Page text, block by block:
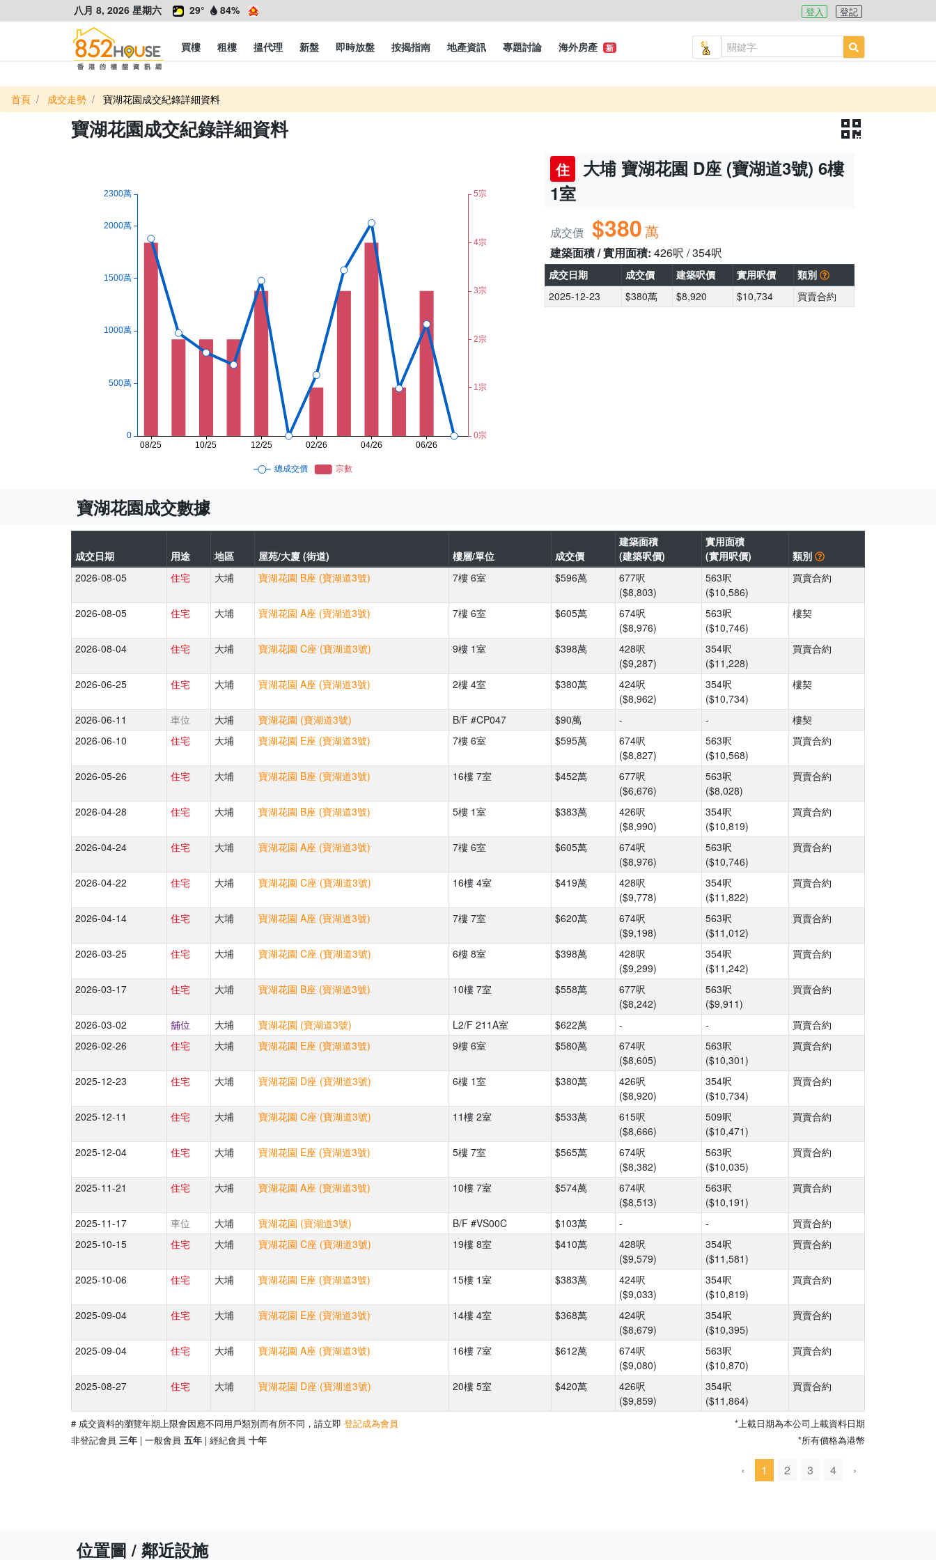
八月 8, 2026 星期六 29° 84% 登入 登記
買樓 租樓 搵代理 新盤 即時放盤 按揭指南 地產資訊 專題討論 海外房產 新
首頁 成交走勢 寶湖花園成交紀錄詳細資料
寶湖花園成交紀錄詳細資料
住
大埔 寶湖花園 D座 (寶湖道3號) 6樓
1室
成交價 $380萬
建築面積 / 實用面積: 426呎 / 354呎
成交日期 成交價 建築呎價 實用呎價
類別
2025-12-23
$380萬 $8,920 $10,734 買賣合約
寶湖花園成交數據
成交日期 用途 地區 屋苑/大廈 (街道) 樓層/單位 成交價
建築面積
(建築呎價)
實用面積
(實用呎價)
類別
2026-08-05
住宅 大埔 寶湖花園 B座 (寶湖道3號) 7樓 6室 $596萬
677呎
($8,803)
563呎
($10,586)
買賣合約
2026-08-05 住宅 大埔 寶湖花園 A座 (寶湖道3號) 7樓 6室 $605萬
674呎
($8,976)
563呎
($10,746)
樓契
2026-08-04 住宅 大埔 寶湖花園 C座 (寶湖道3號) 9樓 1室 $398萬
428呎
($9,287)
354呎
($11,228)
買賣合約
2026-06-25 住宅 大埔 寶湖花園 A座 (寶湖道3號) 2樓 4室 $380萬
424呎
($8,962)
354呎
($10,734)
樓契
2026-06-11 車位 大埔 寶湖花園 (寶湖道3號) B/F #CP047 $90萬 - -
樓契
2026-06-10
住宅 大埔 寶湖花園 E座 (寶湖道3號) 7樓 6室 $595萬
674呎
($8,827)
563呎
($10,568)
買賣合約
2026-05-26 住宅 大埔 寶湖花園 B座 (寶湖道3號) 16樓 7室 $452萬
677呎
($6,676)
563呎
($8,028)
買賣合約
2026-04-28 住宅 大埔 寶湖花園 B座 (寶湖道3號) 5樓 1室 $383萬
426呎
($8,990)
354呎
($10,819)
買賣合約
2026-04-24 住宅 大埔 寶湖花園 A座 (寶湖道3號) 7樓 6室 $605萬
674呎
($8,976)
563呎
($10,746)
買賣合約
2026-04-22 住宅 大埔 寶湖花園 C座 (寶湖道3號) 16樓 4室 $419萬
428呎
($9,778)
354呎
($11,822)
買賣合約
2026-04-14 住宅 大埔 寶湖花園 A座 (寶湖道3號) 7樓 7室 $620萬
674呎
($9,198)
563呎
($11,012)
買賣合約
2026-03-25 住宅 大埔 寶湖花園 C座 (寶湖道3號) 6樓 8室 $398萬
428呎
($9,299)
354呎
($11,242)
買賣合約
2026-03-17 住宅 大埔 寶湖花園 B座 (寶湖道3號) 10樓 7室 $558萬
677呎
($8,242)
563呎
($9,911)
買賣合約
2026-03-02 舖位 大埔 寶湖花園 (寶湖道3號) L2/F 211A室 $622萬 - -
買賣合約
2026-02-26
住宅 大埔 寶湖花園 E座 (寶湖道3號) 9樓 6室 $580萬
674呎
($8,605)
563呎
($10,301)
買賣合約
2025-12-23 住宅 大埔 寶湖花園 D座 (寶湖道3號) 6樓 1室 $380萬
426呎
($8,920)
354呎
($10,734)
買賣合約
2025-12-11 住宅 大埔 寶湖花園 C座 (寶湖道3號) 11樓 2室 $533萬
615呎
($8,666)
509呎
($10,471)
買賣合約
2025-12-04 住宅 大埔 寶湖花園 E座 (寶湖道3號) 5樓 7室 $565萬
674呎
($8,382)
563呎
($10,035)
買賣合約
2025-11-21 住宅 大埔 寶湖花園 A座 (寶湖道3號) 10樓 7室 $574萬
674呎
($8,513)
563呎
($10,191)
買賣合約
2025-11-17 車位 大埔 寶湖花園 (寶湖道3號) B/F #VS00C $103萬 - -
買賣合約
2025-10-15
住宅 大埔 寶湖花園 C座 (寶湖道3號) 19樓 8室 $410萬
428呎
($9,579)
354呎
($11,581)
買賣合約
2025-10-06 住宅 大埔 寶湖花園 E座 (寶湖道3號) 15樓 1室 $383萬
424呎
($9,033)
354呎
($10,819)
買賣合約
2025-09-04 住宅 大埔 寶湖花園 E座 (寶湖道3號) 14樓 4室 $368萬
424呎
($8,679)
354呎
($10,395)
買賣合約
2025-09-04 住宅 大埔 寶湖花園 A座 (寶湖道3號) 16樓 7室 $612萬
674呎
($9,080)
563呎
($10,870)
買賣合約
2025-08-27 住宅 大埔 寶湖花園 D座 (寶湖道3號) 20樓 5室 $420萬
426呎
($9,859)
354呎
($11,864)
買賣合約
# 成交資料的瀏覽年期上限會因應不同用戶類別而有所不同，請立即 登記成為會員
非登記會員 三年 | 一般會員 五年 | 經紀會員 十年
*上載日期為本公司上載資料日期
*所有價格為港幣
‹ 1 2 3 4 ›
位置圖 / 鄰近設施